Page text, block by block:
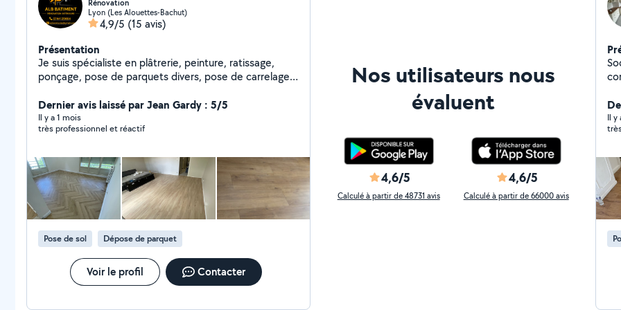
Rénovation
Lyon (Les Alouettes-Bachut)
4,9/5 (15 avis)
Présentation
Je suis spécialiste en plâtrerie, peinture, ratissage,
ponçage, pose de parquets divers, pose de carrelage,
cuisines. Fort de 10 ans d'expérience dans ce domaine,
je garantis un travail de qualité.
Dernier avis laissé par Jean Gardy : 5/5
Il y a 1 mois
très professionnel et réactif
Pose de sol Dépose de parquet
Voir le profil Contacter
Nos utilisateurs nous
évaluent
4,6/5
Calculé à partir de 48731 avis
4,6/5
Calculé à partir de 66000 avis
Il y